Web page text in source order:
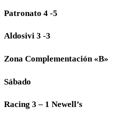
Patronato 4 -5
Aldosivi 3 -3
Zona Complementación «B»
Sábado
Racing 3 – 1 Newell’s